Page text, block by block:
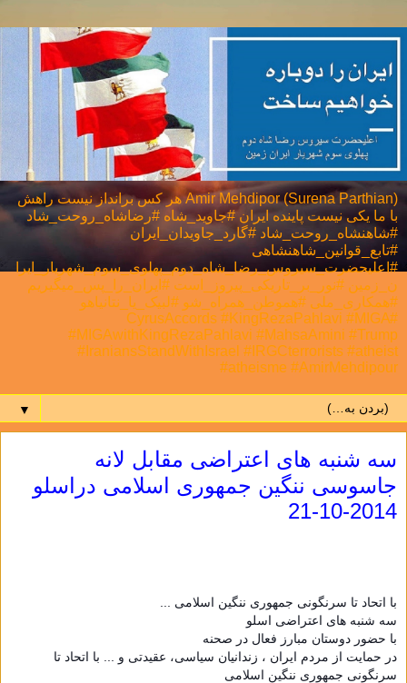
Amir Mehdipor (Surena Parthian) هر كس برانداز نيست راهش
با ما يكی نيست پاینده ایران #جاوید_شاه #رضاشاه_روحت_شاد
#شاهنشاه_روحت_شاد #گارد_جاویدان_ایران
#تابع_قوانین_شاهنشاهی
#اعلیحضرت_سیروس_رضا_شاه_دوم_پهلوی_سوم_شهریار_ایرا
ن_زمین #نور_بر_تاریکی_پیروز_است #ایران_را_پس_میگیریم
#همکاری_ملی⁩ #هموطن_همراه_شو #لبیک_یا_نتانیاهو
#CyrusAccords #KingRezaPahlavi #MIGA
#MIGAwithKingRezaPahlavi #MahsaAmini #Trump
#IraniansStandWithIsrael #IRGCterrorists #atheist
#atheisme #AmirMehdipour
▼
سه شنبه هاى اعتراضى مقابل لانه
جاسوسى ننگین جمهورى اسلامى دراسلو
2014-10-21
با اتحاد تا سرنگونی جمهوری ننگین اسلامی ...
سه شنبه هاى اعتراضى اسلو
با حضور دوستان مبارز فعال در صحنه
در حمايت از مردم ايران ، زندانيان سياسى، عقيدتى و ... با اتحاد تا
سرنگونی جمهوری ننگین اسلامی